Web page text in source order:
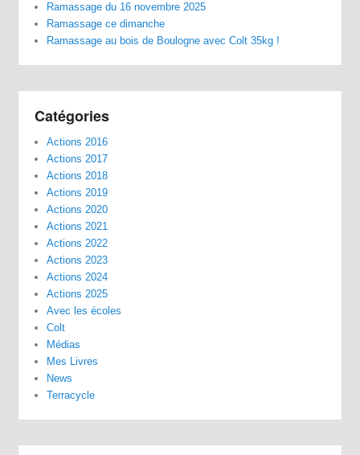
Ramassage du 16 novembre 2025
Ramassage ce dimanche
Ramassage au bois de Boulogne avec Colt 35kg !
Catégories
Actions 2016
Actions 2017
Actions 2018
Actions 2019
Actions 2020
Actions 2021
Actions 2022
Actions 2023
Actions 2024
Actions 2025
Avec les écoles
Colt
Médias
Mes Livres
News
Terracycle